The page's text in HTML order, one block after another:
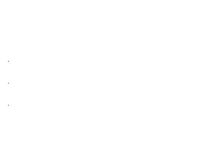
.
.
.